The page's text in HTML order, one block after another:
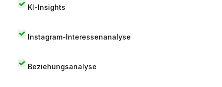
KI-Insights
Instagram-Interessenanalyse
Beziehungsanalyse